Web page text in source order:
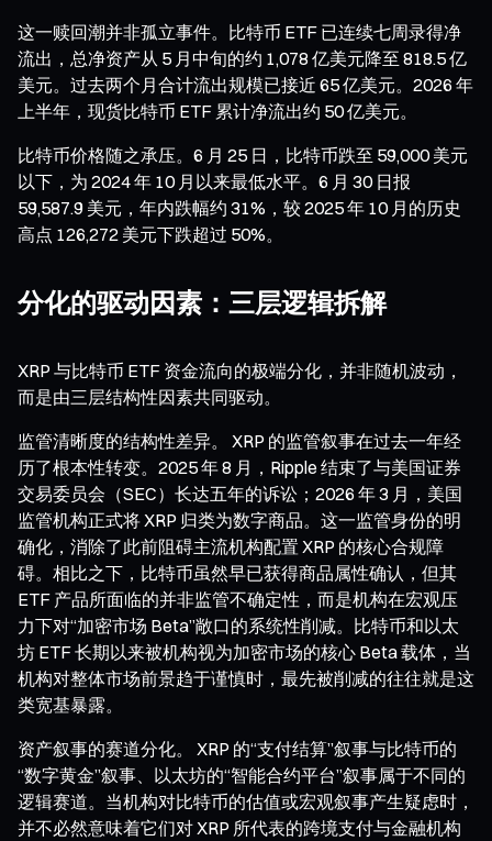
这一赎回潮并非孤立事件。比特币 ETF 已连续七周录得净
流出，总净资产从 5 月中旬的约 1,078 亿美元降至 818.5 亿
美元。过去两个月合计流出规模已接近 65 亿美元。2026 年
上半年，现货比特币 ETF 累计净流出约 50 亿美元。
比特币价格随之承压。6 月 25 日，比特币跌至 59,000 美元
以下，为 2024 年 10 月以来最低水平。6 月 30 日报
59,587.9 美元，年内跌幅约 31%，较 2025 年 10 月的历史
高点 126,272 美元下跌超过 50%。
分化的驱动因素：三层逻辑拆解
XRP 与比特币 ETF 资金流向的极端分化，并非随机波动，
而是由三层结构性因素共同驱动。
监管清晰度的结构性差异。 XRP 的监管叙事在过去一年经
历了根本性转变。2025 年 8 月，Ripple 结束了与美国证券
交易委员会（SEC）长达五年的诉讼；2026 年 3 月，美国
监管机构正式将 XRP 归类为数字商品。这一监管身份的明
确化，消除了此前阻碍主流机构配置 XRP 的核心合规障
碍。相比之下，比特币虽然早已获得商品属性确认，但其
ETF 产品所面临的并非监管不确定性，而是机构在宏观压
力下对“加密市场 Beta”敞口的系统性削减。比特币和以太
坊 ETF 长期以来被机构视为加密市场的核心 Beta 载体，当
机构对整体市场前景趋于谨慎时，最先被削减的往往就是这
类宽基暴露。
资产叙事的赛道分化。 XRP 的“支付结算”叙事与比特币的
“数字黄金”叙事、以太坊的“智能合约平台”叙事属于不同的
逻辑赛道。当机构对比特币的估值或宏观叙事产生疑虑时，
并不必然意味着它们对 XRP 所代表的跨境支付与金融机构